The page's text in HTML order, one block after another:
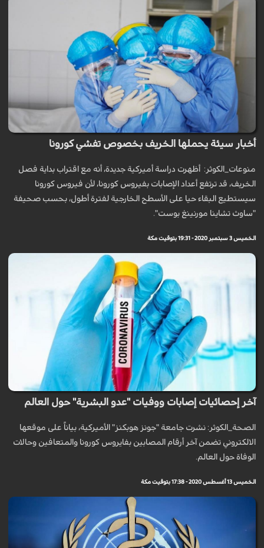
أخبار سيئة يحملها الخريف بخصوص تفشي كورونا
منوعات_الكوثر: أظهرت دراسة أميركية جديدة، أنه مع اقتراب بداية فصل
الخريف، قد ترتفع أعداد الإصابات بفيروس كورونا، لأن فيروس كورونا
سيستطيع البقاء حيا على الأسطح الخارجية لفترة أطول، بحسب صحيفة
"ساوث تشاينا مورنينغ بوست".
الخميس 3 سبتمبر 2020 - 19:31 بتوقيت مكة
آخر إحصائيات إصابات ووفيات "عدو البشرية" حول العالم
الصحة_الكوثر: نشرت جامعة "جونز هوبكنز" الأميركية، بياناً على موقعها
الالكتروني تضمن آخر أرقام المصابين بفايروس كورونا والمتعافين وحالات
الوفاة حول العالم.
الخميس 13 أغسطس 2020 - 17:38 بتوقيت مكة